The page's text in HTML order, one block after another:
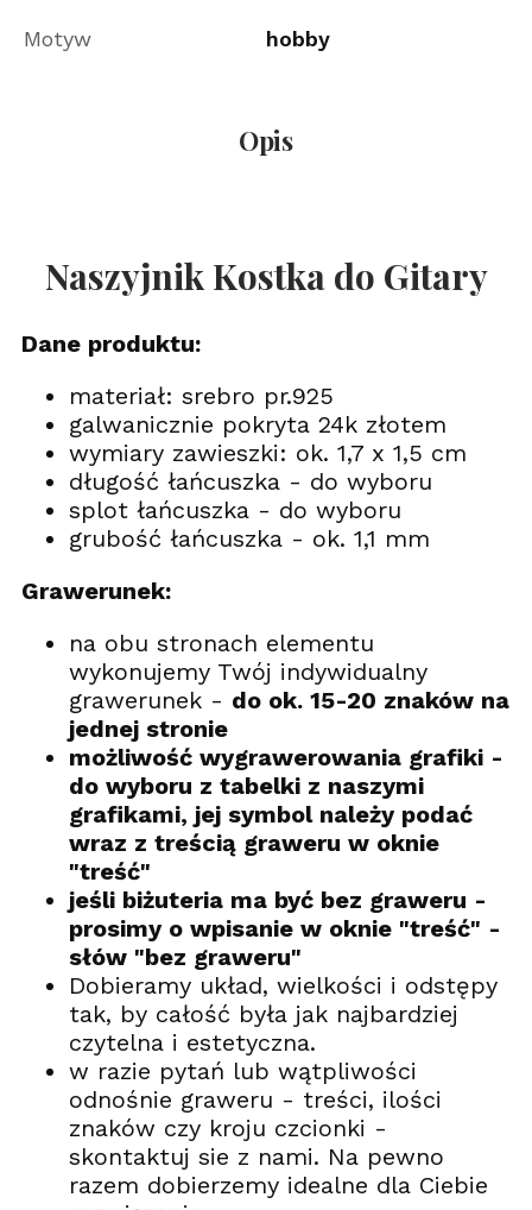
Motyw hobby
Opis
Naszyjnik Kostka do Gitary
Dane produktu:
materiał: srebro pr.925
galwanicznie pokryta 24k złotem
wymiary zawieszki: ok. 1,7 x 1,5 cm
długość łańcuszka - do wyboru
splot łańcuszka - do wyboru
grubość łańcuszka - ok. 1,1 mm
Grawerunek:
na obu stronach elementu
wykonujemy Twój indywidualny
grawerunek - do ok. 15-20 znaków na
jednej stronie
możliwość wygrawerowania grafiki -
do wyboru z tabelki z naszymi
grafikami, jej symbol należy podać
wraz z treścią graweru w oknie
"treść"
jeśli biżuteria ma być bez graweru -
prosimy o wpisanie w oknie "treść" -
słów "bez graweru"
Dobieramy układ, wielkości i odstępy
tak, by całość była jak najbardziej
czytelna i estetyczna.
w razie pytań lub wątpliwości
odnośnie graweru - treści, ilości
znaków czy kroju czcionki -
skontaktuj sie z nami. Na pewno
razem dobierzemy idealne dla Ciebie